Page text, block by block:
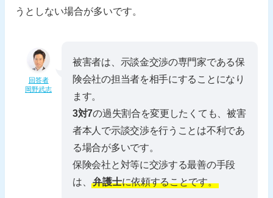
うとしない場合が多いです。
回答者
岡野武志
被害者は、示談金交渉の専門家である保
険会社の担当者を相手にすることになり
ます。
3対7の過失割合を変更したくても、被害
者本人で示談交渉を行うことは不利であ
る場合が多いです。
保険会社と対等に交渉する最善の手段
は、弁護士に依頼することです。